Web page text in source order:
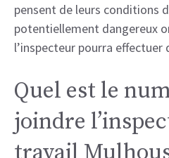
pensent de leurs conditions
potentiellement dangereux
l’inspecteur pourra effectuer
Quel est le
joindre